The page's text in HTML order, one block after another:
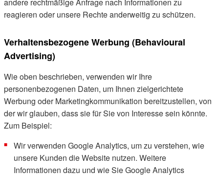
reagieren oder unsere Rechte anderweitig zu schützen.
Verhaltensbezogene Werbung (Behavioural
Advertising)
Wie oben beschrieben, verwenden wir Ihre
personenbezogenen Daten, um Ihnen zielgerichtete
Werbung oder Marketingkommunikation bereitzustellen, von
der wir glauben, dass sie für Sie von Interesse sein könnte.
Zum Beispiel:
Wir verwenden Google Analytics, um zu verstehen, wie
unsere Kunden die Website nutzen. Weitere
Informationen dazu und wie Sie Google Analytics